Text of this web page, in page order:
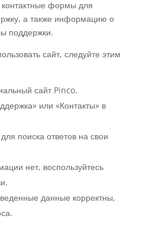
контактные формы для
а также информацию о
поддержки.
сайт, следуйте этим
сайт Pinco.
или «Контакты» в
поиска ответов на свои
нет, воспользуйтесь
данные корректны,